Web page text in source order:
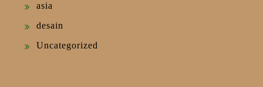
asia
desain
Uncategorized